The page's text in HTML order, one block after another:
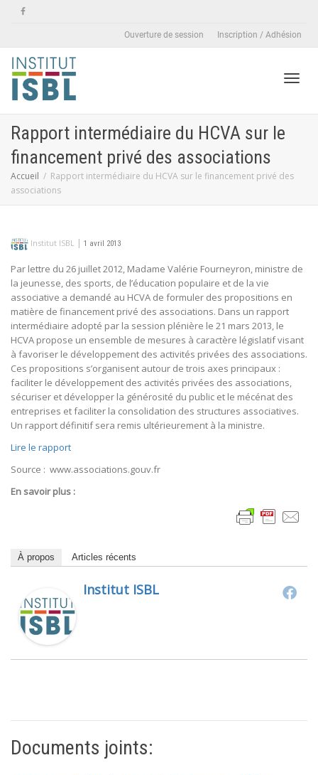
Ouverture de session Inscription / Adhésion
Rapport intermédiaire du HCVA sur le
financement privé des associations
Accueil
Rapport intermédiaire du HCVA sur le financement privé des
associations
Institut ISBL | 1 avril 2013
Par lettre du 26 juillet 2012, Madame Valérie Fourneyron, ministre de
la jeunesse, des sports, de l’éducation populaire et de la vie
associative a demandé au HCVA de formuler des propositions en
matière de financement privé des associations. Dans un rapport
intermédiaire adopté par la session plénière le 21 mars 2013, le
HCVA propose un ensemble de mesures à caractère législatif visant
à favoriser le développement des activités privées des associations.
Ces propositions s’organisent autour de trois axes principaux :
faciliter le développement des activités privées des associations,
sécuriser et développer la générosité du public et le mécénat des
entreprises et faciliter la consolidation des structures associatives.
Un rapport définitif sera remis ultérieurement à la ministre.
Lire le rapport
Source : www.associations.gouv.fr
En savoir plus :
À propos Articles récents
Institut ISBL
Documents joints: